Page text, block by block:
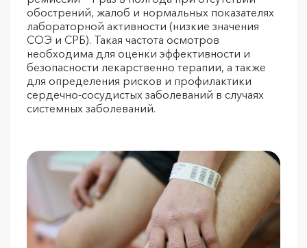
обострений, жалоб и нормальных показателях
лабораторной активности (низкие значения
СОЭ и СРБ). Такая частота осмотров
необходима для оценки эффективности и
безопасности лекарственно терапии, а также
для определения рисков и профилактики
сердечно-сосудистых заболеваний в случаях
системных заболеваний.